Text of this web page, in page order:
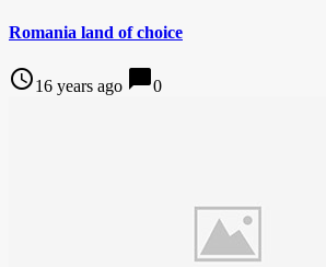
Romania land of choice
access_time16 years ago chat_bubble0